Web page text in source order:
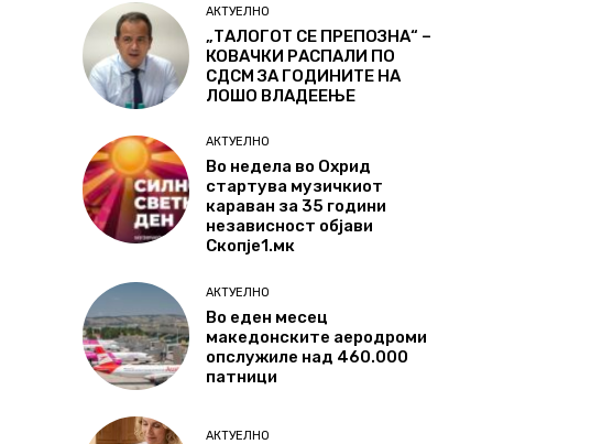
АКТУЕЛНО
„ТАЛОГОТ СЕ ПРЕПОЗНА“ –
КОВАЧКИ РАСПАЛИ ПО
СДСМ ЗА ГОДИНИТЕ НА
ЛОШО ВЛАДЕЕЊЕ
АКТУЕЛНО
Во недела во Охрид
стартува музичкиот
караван за 35 години
независност објави
Скопје1.мк
АКТУЕЛНО
Во еден месец
македонските аеродроми
опслужиле над 460.000
патници
АКТУЕЛНО